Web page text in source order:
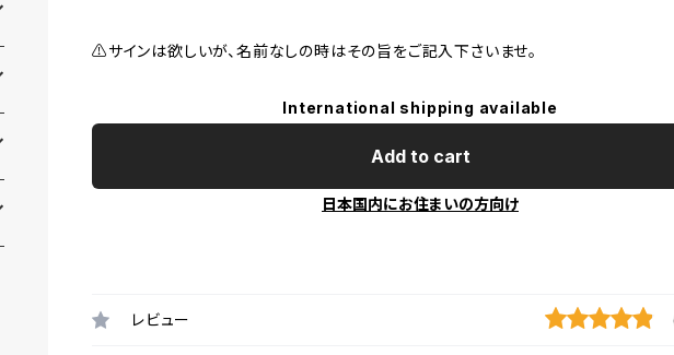
⚠️サインは欲しいが、名前なしの時はその旨をご記入下さいませ。
International shipping available
Add to cart
日本国内にお住まいの方向け
レビュー